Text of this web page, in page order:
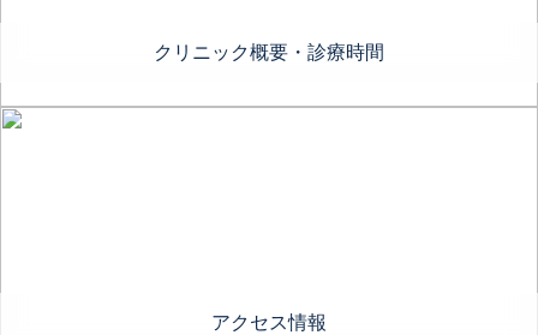
クリニック概要・診療時間
アクセス情報